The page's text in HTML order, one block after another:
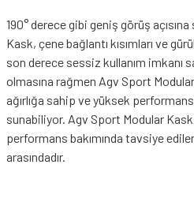
190° derece gibi geniş görüş
Kask, çene bağlantı kısımları ve
son derece sessiz kullanım imkanı
olmasına rağmen Agv Sport
ağırlığa sahip ve yüksek
sunabiliyor. Agv Sport Modular
performans bakımında tavsiye
arasındadır.